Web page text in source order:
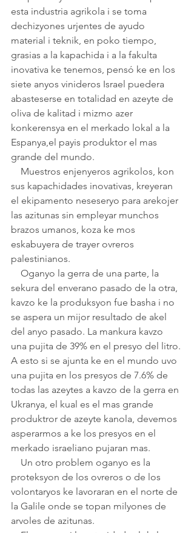
esta industria agrikola i se toma
dechizyones urjentes de ayudo
material i teknik, en poko tiempo,
grasias a la kapachida i a la fakulta
inovativa ke tenemos, pensó ke en los
siete anyos vinideros Israel puedera
abasteserse en totalidad en azeyte de
oliva de kalitad i mizmo azer
konkerensya en el merkado lokal a la
Espanya,el payis produktor el mas
grande del mundo.
sus kapachidades inovativas, kreyeran
el ekipamento neseseryo para arekojer
las azitunas sin empleyar munchos
brazos umanos, koza ke mos
eskabuyera de trayer ovreros
palestinianos.
sekura del enverano pasado de la otra,
kavzo ke la produksyon fue basha i no
se aspera un mijor resultado de akel
del anyo pasado. La mankura kavzo
una pujita de 39% en el presyo del litro.
A esto si se ajunta ke en el mundo uvo
una pujita en los presyos de 7.6% de
todas las azeytes a kavzo de la gerra en
Ukranya, el kual es el mas grande
produktror de azeyte kanola, devemos
asperarmos a ke los presyos en el
merkado israeliano pujaran mas.
proteksyon de los ovreros o de los
volontaryos ke lavoraran en el norte de
la Galile onde se topan milyones de
arvoles de azitunas.